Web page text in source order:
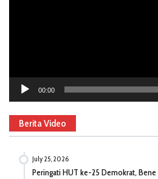
00:00
Berita Video
July 25, 2026
Peringati HUT ke-25 Demokrat,